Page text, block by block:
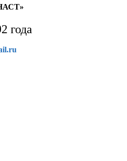
года